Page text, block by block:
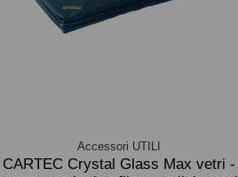
Accessori UTILI
CARTEC Crystal Glass Max vetri -